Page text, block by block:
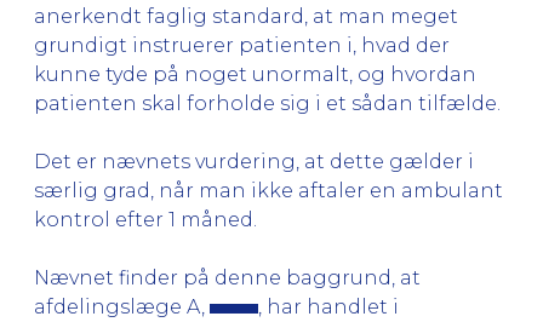
anerkendt faglig standard, at man meget
grundigt instruerer patienten i, hvad der
kunne tyde på noget unormalt, og hvordan
patienten skal forholde sig i et sådan tilfælde.
Det er nævnets vurdering, at dette gælder i
særlig grad, når man ikke aftaler en ambulant
kontrol efter 1 måned.
Nævnet finder på denne baggrund, at
afdelingslæge A,
, har handlet i